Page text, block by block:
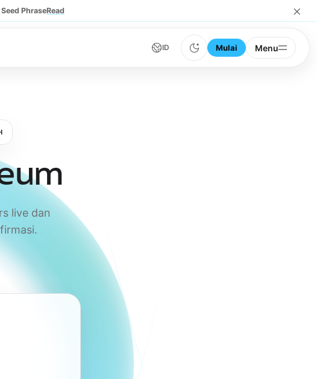
PhraseRead ×
ID Mulai Menu
live dan